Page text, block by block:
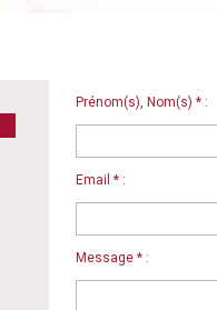
Prénom(s), Nom(s) * :
Email * :
Message * :